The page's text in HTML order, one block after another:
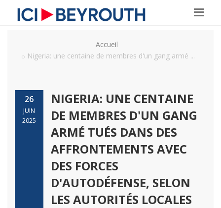
Accueil
Nigeria: une centaine de membres d'un gang armé ...
26
JUIN
2025
NIGERIA: UNE CENTAINE
DE MEMBRES D'UN GANG
ARMÉ TUÉS DANS DES
AFFRONTEMENTS AVEC
DES FORCES
D'AUTODÉFENSE, SELON
LES AUTORITÉS LOCALES